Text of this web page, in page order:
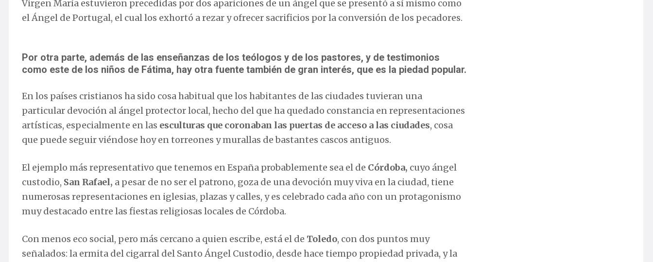
Virgen María estuvieron precedidas por dos apariciones de un ángel que se presentó a sí mismo como
el Ángel de Portugal, el cual los exhortó a rezar y ofrecer sacrificios por la conversión de los pecadores.
Por otra parte, además de las enseñanzas de los teólogos y de los pastores, y de testimonios
como este de los niños de Fátima, hay otra fuente también de gran interés, que es la piedad popular.
En los países cristianos ha sido cosa habitual que los habitantes de las ciudades tuvieran una
particular devoción al ángel protector local, hecho del que ha quedado constancia en representaciones
artísticas, especialmente en las esculturas que coronaban las puertas de acceso a las ciudades, cosa
que puede seguir viéndose hoy en torreones y murallas de bastantes cascos antiguos.
El ejemplo más representativo que tenemos en España probablemente sea el de Córdoba, cuyo ángel
custodio, San Rafael, a pesar de no ser el patrono, goza de una devoción muy viva en la ciudad, tiene
numerosas representaciones en iglesias, plazas y calles, y es celebrado cada año con un protagonismo
muy destacado entre las fiestas religiosas locales de Córdoba.
Con menos eco social, pero más cercano a quien escribe, está el de Toledo, con dos puntos muy
señalados: la ermita del cigarral del Santo Ángel Custodio, desde hace tiempo propiedad privada, y la